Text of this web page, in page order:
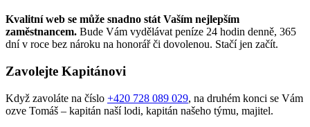
Kvalitní web se může snadno stát Vaším nejlepším
zaměstnancem. Bude Vám vydělávat peníze 24 hodin denně, 365
dní v roce bez nároku na honorář či dovolenou. Stačí jen začít.
Zavolejte Kapitánovi
Když zavoláte na číslo +420 728 089 029, na druhém konci se Vám
ozve Tomáš – kapitán naší lodi, kapitán našeho týmu, majitel.